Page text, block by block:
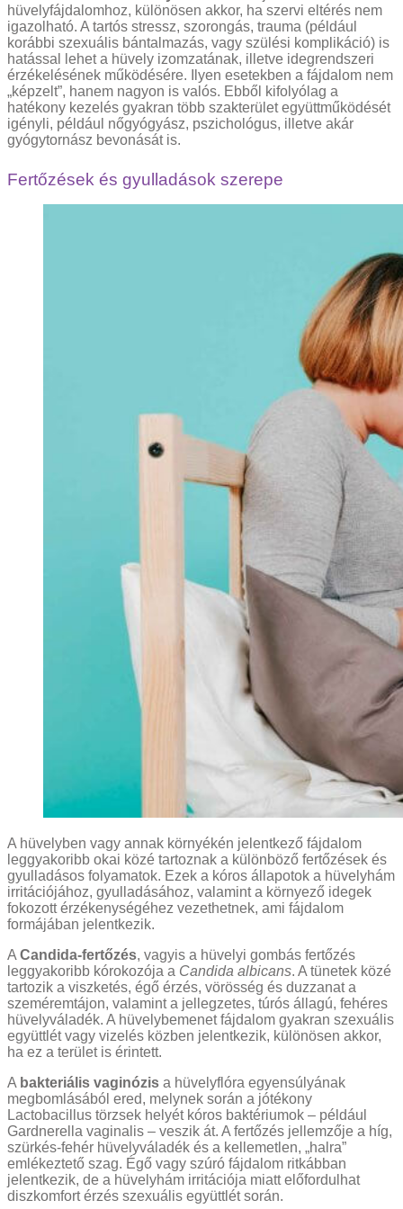
hüvelyfájdalomhoz, különösen akkor, ha szervi eltérés nem
igazolható. A tartós stressz, szorongás, trauma (például
korábbi szexuális bántalmazás, vagy szülési komplikáció) is
hatással lehet a hüvely izomzatának, illetve idegrendszeri
érzékelésének működésére. Ilyen esetekben a fájdalom nem
„képzelt”, hanem nagyon is valós. Ebből kifolyólag a
hatékony kezelés gyakran több szakterület együttműködését
igényli, például nőgyógyász, pszichológus, illetve akár
gyógytornász bevonását is.
Fertőzések és gyulladások szerepe
A hüvelyben vagy annak környékén jelentkező fájdalom
leggyakoribb okai közé tartoznak a különböző fertőzések és
gyulladásos folyamatok. Ezek a kóros állapotok a hüvelyhám
irritációjához, gyulladásához, valamint a környező idegek
fokozott érzékenységéhez vezethetnek, ami fájdalom
formájában jelentkezik.
A Candida-fertőzés, vagyis a hüvelyi gombás fertőzés
leggyakoribb kórokozója a Candida albicans. A tünetek közé
tartozik a viszketés, égő érzés, vörösség és duzzanat a
szeméremtájon, valamint a jellegzetes, túrós állagú, fehéres
hüvelyváladék. A hüvelybemenet fájdalom gyakran szexuális
együttlét vagy vizelés közben jelentkezik, különösen akkor,
ha ez a terület is érintett.
A bakteriális vaginózis a hüvelyflóra egyensúlyának
megbomlásából ered, melynek során a jótékony
Lactobacillus törzsek helyét kóros baktériumok – például
Gardnerella vaginalis – veszik át. A fertőzés jellemzője a híg,
szürkés-fehér hüvelyváladék és a kellemetlen, „halra”
emlékeztető szag. Égő vagy szúró fájdalom ritkábban
jelentkezik, de a hüvelyhám irritációja miatt előfordulhat
diszkomfort érzés szexuális együttlét során.